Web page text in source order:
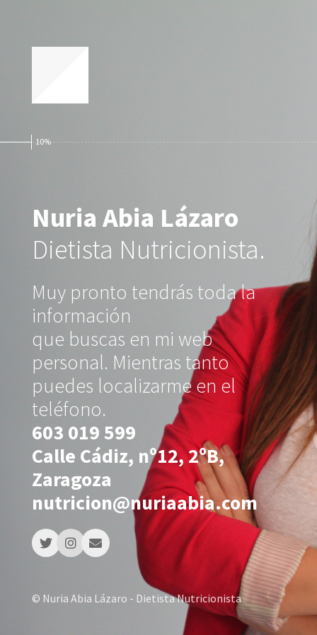
10%
Nuria Abia Lázaro
Dietista Nutricionista.
Muy pronto tendrás toda la
información
que buscas en mi web
personal. Mientras tanto
puedes localizarme en el
teléfono.
603 019 599
Calle Cádiz, nº12, 2ºB,
Zaragoza
nutricion@nuriaabia.com
© Nuria Abia Lázaro - Dietista Nutricionista